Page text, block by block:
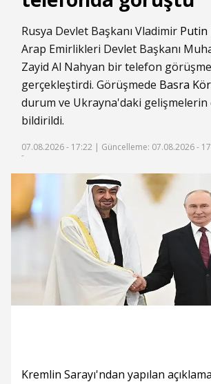
Rusya Devlet Başkanı Vladimir Putin
Arap Emirlikleri Devlet Başkanı
Zayid Al Nahyan bir telefon
gerçekleştirdi. Görüşmede Basra
durum ve Ukrayna'daki gelişmelerin
bildirildi.
07.08.2026 - 17:22 | Güncelleme: 07.08.2026 -
-
Kremlin Sarayı'ndan yapılan